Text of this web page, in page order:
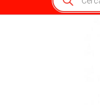
search